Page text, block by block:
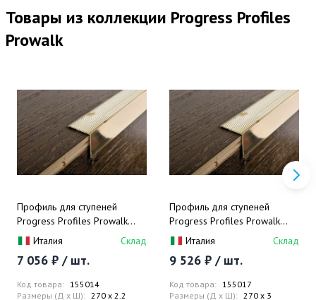
Товары из коллекции Progress Profiles
Prowalk
Профиль для ступеней
Progress Profiles Prowalk
PWKOL 22А 2.7 м. (латунь
Италия Склад
7 056 ₽ / шт.
Код товара: 155014
Размеры (Д x Ш): 270 x 2.2
Профиль для ступеней
Progress Profiles Prowalk
PWKOL 30А 2.7 м. (латунь
Италия Склад
9 526 ₽ / шт.
Код товара: 155017
Размеры (Д x Ш): 270 x 3